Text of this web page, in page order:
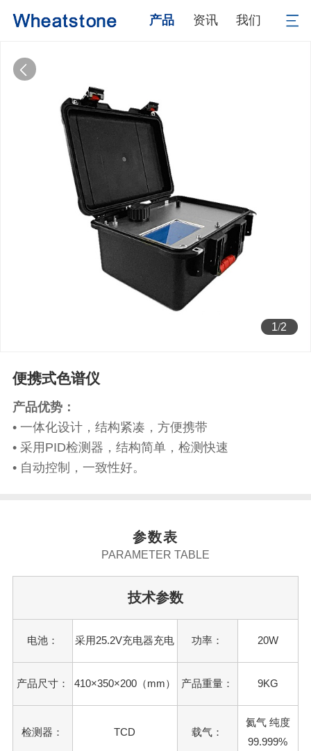
产品 资讯 我们
1/2
便携式色谱仪
产品优势：
• 一体化设计，结构紧凑，方便携带
• 采用PID检测器，结构简单，检测快速
• 自动控制，一致性好。
参数表
PARAMETER TABLE
技术参数
电池： 采用25.2V充电器充电 功率： 20W
产品尺寸： 410×350×200（mm） 产品重量： 9KG
检测器： TCD 载气：
氦气 纯度
99.999%